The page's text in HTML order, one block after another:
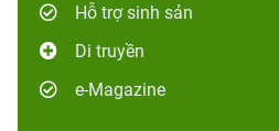
Hỗ trợ sinh sản
Di truyền
e-Magazine